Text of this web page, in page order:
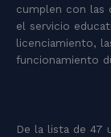
cumplen con las
el servicio
licenciamiento,
funcionamiento
De la lista de 47